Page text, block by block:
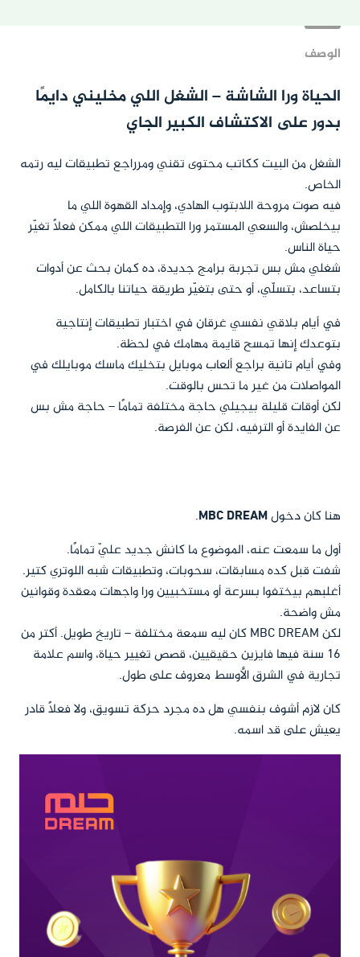
الوصف
الحياة ورا الشاشة – الشغل اللي مخليني دايمًا
بدور على الاكتشاف الكبير الجاي
الشغل من البيت ككاتب محتوى تقني ومرراجع تطبيقات ليه رتمه
الخاص.
فيه صوت مروحة اللابتوب الهادي، وإمداد القهوة اللي ما
بيخلصش، والسعي المستمر ورا التطبيقات اللي ممكن فعلًا تغيّر
حياة الناس.
شغلي مش بس تجربة برامج جديدة، ده كمان بحث عن أدوات
بتساعد، بتسلّي، أو حتى بتغيّر طريقة حياتنا بالكامل.
في أيام بلاقي نفسي غرقان في اختبار تطبيقات إنتاجية
بتوعدك إنها تمسح قايمة مهامك في لحظة.
وفي أيام تانية براجع ألعاب موبايل بتخليك ماسك موبايلك في
المواصلات من غير ما تحس بالوقت.
لكن أوقات قليلة بيجيلي حاجة مختلفة تمامًا – حاجة مش بس
عن الفايدة أو الترفيه، لكن عن الفرصة.
هنا كان دخولMBC DREAM
.
أول ما سمعت عنه، الموضوع ما كانش جديد عليّ تمامًا.
شفت قبل كده مسابقات، سحوبات، وتطبيقات شبه اللوتري كتير.
أغلبهم بيختفوا بسرعة أو مستخبيين ورا واجهات معقدة وقوانين
مش واضحة.
لكن MBC DREAM كان ليه سمعة مختلفة – تاريخ طويل. أكتر من
16 سنة فيها فايزين حقيقيين، قصص تغيير حياة، واسم علامة
تجارية في الشرق الأوسط معروف على طول.
كان لازم أشوف بنفسي هل ده مجرد حركة تسويق، ولا فعلًا قادر
يعيش على قد اسمه.